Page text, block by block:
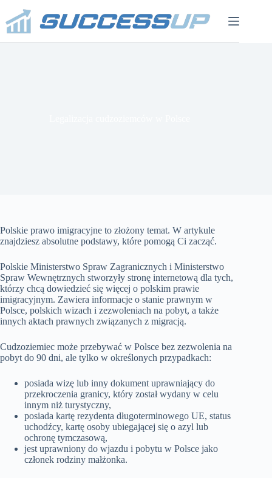
treści
Polskie prawo imigracyjne to złożony temat. W artykule
znajdziesz absolutne podstawy, które pomogą Ci zacząć.
Polskie Ministerstwo Spraw Zagranicznych i Ministerstwo
Spraw Wewnętrznych stworzyły stronę internetową dla tych,
którzy chcą dowiedzieć się więcej o polskim prawie
imigracyjnym. Zawiera informacje o stanie prawnym w
Polsce, polskich wizach i zezwoleniach na pobyt, a także
innych aktach prawnych związanych z migracją.
Cudzoziemiec może przebywać w Polsce bez zezwolenia na
pobyt do 90 dni, ale tylko w określonych przypadkach:
posiada wizę lub inny dokument uprawniający do
przekroczenia granicy, który został wydany w celu
innym niż turystyczny,
posiada kartę rezydenta długoterminowego UE, status
uchodźcy, kartę osoby ubiegającej się o azyl lub
ochronę tymczasową,
jest uprawniony do wjazdu i pobytu w Polsce jako
członek rodziny małżonka.